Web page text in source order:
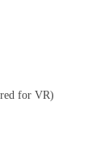
for VR)